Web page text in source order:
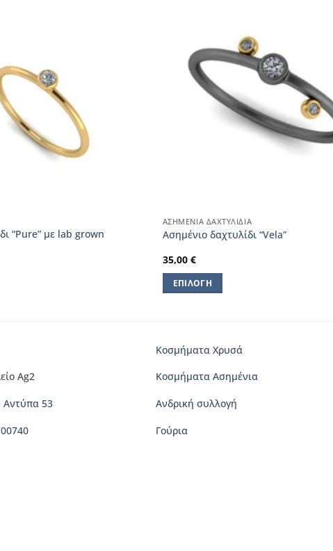
“Pure” με lab grown
ΑΣΗΜΈΝΙΑ ΔΑΧΤΥΛΊΔΙΑ
Ασημένιο δαχτυλίδι “Vela”
35,00 €
ΕΠΙΛΟΓΉ
έχει
παραλλαγές.
επιλογές
μπορούν
Ag2
53
Κοσμήματα Χρυσά
Κοσμήματα Ασημένια
Ανδρική συλλογή
Γούρια